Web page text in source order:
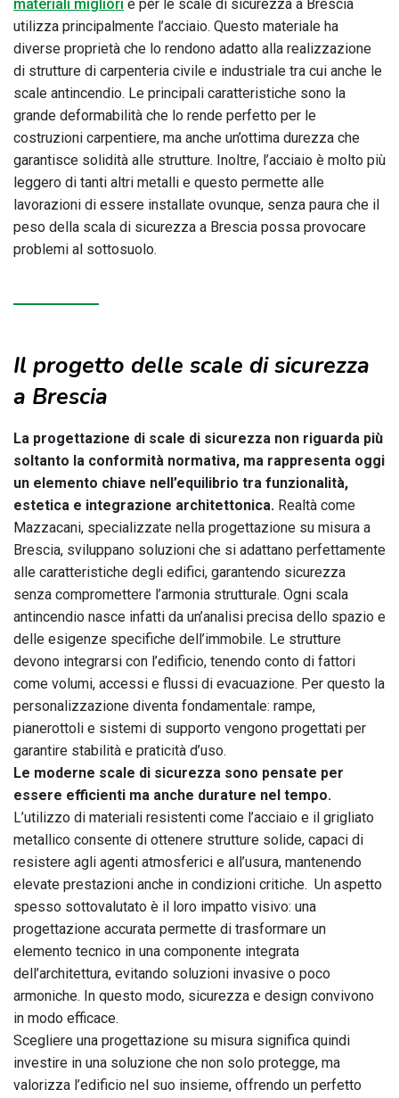
materiali migliori e per le scale di sicurezza a Brescia
utilizza principalmente l’acciaio. Questo materiale ha
diverse proprietà che lo rendono adatto alla realizzazione
di strutture di carpenteria civile e industriale tra cui anche le
scale antincendio. Le principali caratteristiche sono la
grande deformabilità che lo rende perfetto per le
costruzioni carpentiere, ma anche un’ottima durezza che
garantisce solidità alle strutture. Inoltre, l’acciaio è molto più
leggero di tanti altri metalli e questo permette alle
lavorazioni di essere installate ovunque, senza paura che il
peso della scala di sicurezza a Brescia possa provocare
problemi al sottosuolo.
Il progetto delle scale di sicurezza
a Brescia
La progettazione di scale di sicurezza non riguarda più
soltanto la conformità normativa, ma rappresenta oggi
un elemento chiave nell’equilibrio tra funzionalità,
estetica e integrazione architettonica. Realtà come
Mazzacani, specializzate nella progettazione su misura a
Brescia, sviluppano soluzioni che si adattano perfettamente
alle caratteristiche degli edifici, garantendo sicurezza
senza compromettere l’armonia strutturale. Ogni scala
antincendio nasce infatti da un’analisi precisa dello spazio e
delle esigenze specifiche dell’immobile. Le strutture
devono integrarsi con l’edificio, tenendo conto di fattori
come volumi, accessi e flussi di evacuazione. Per questo la
personalizzazione diventa fondamentale: rampe,
pianerottoli e sistemi di supporto vengono progettati per
garantire stabilità e praticità d’uso.
Le moderne scale di sicurezza sono pensate per
essere efficienti ma anche durature nel tempo.
L’utilizzo di materiali resistenti come l’acciaio e il grigliato
metallico consente di ottenere strutture solide, capaci di
resistere agli agenti atmosferici e all’usura, mantenendo
elevate prestazioni anche in condizioni critiche. Un aspetto
spesso sottovalutato è il loro impatto visivo: una
progettazione accurata permette di trasformare un
elemento tecnico in una componente integrata
dell’architettura, evitando soluzioni invasive o poco
armoniche. In questo modo, sicurezza e design convivono
in modo efficace.
Scegliere una progettazione su misura significa quindi
investire in una soluzione che non solo protegge, ma
valorizza l’edificio nel suo insieme, offrendo un perfetto